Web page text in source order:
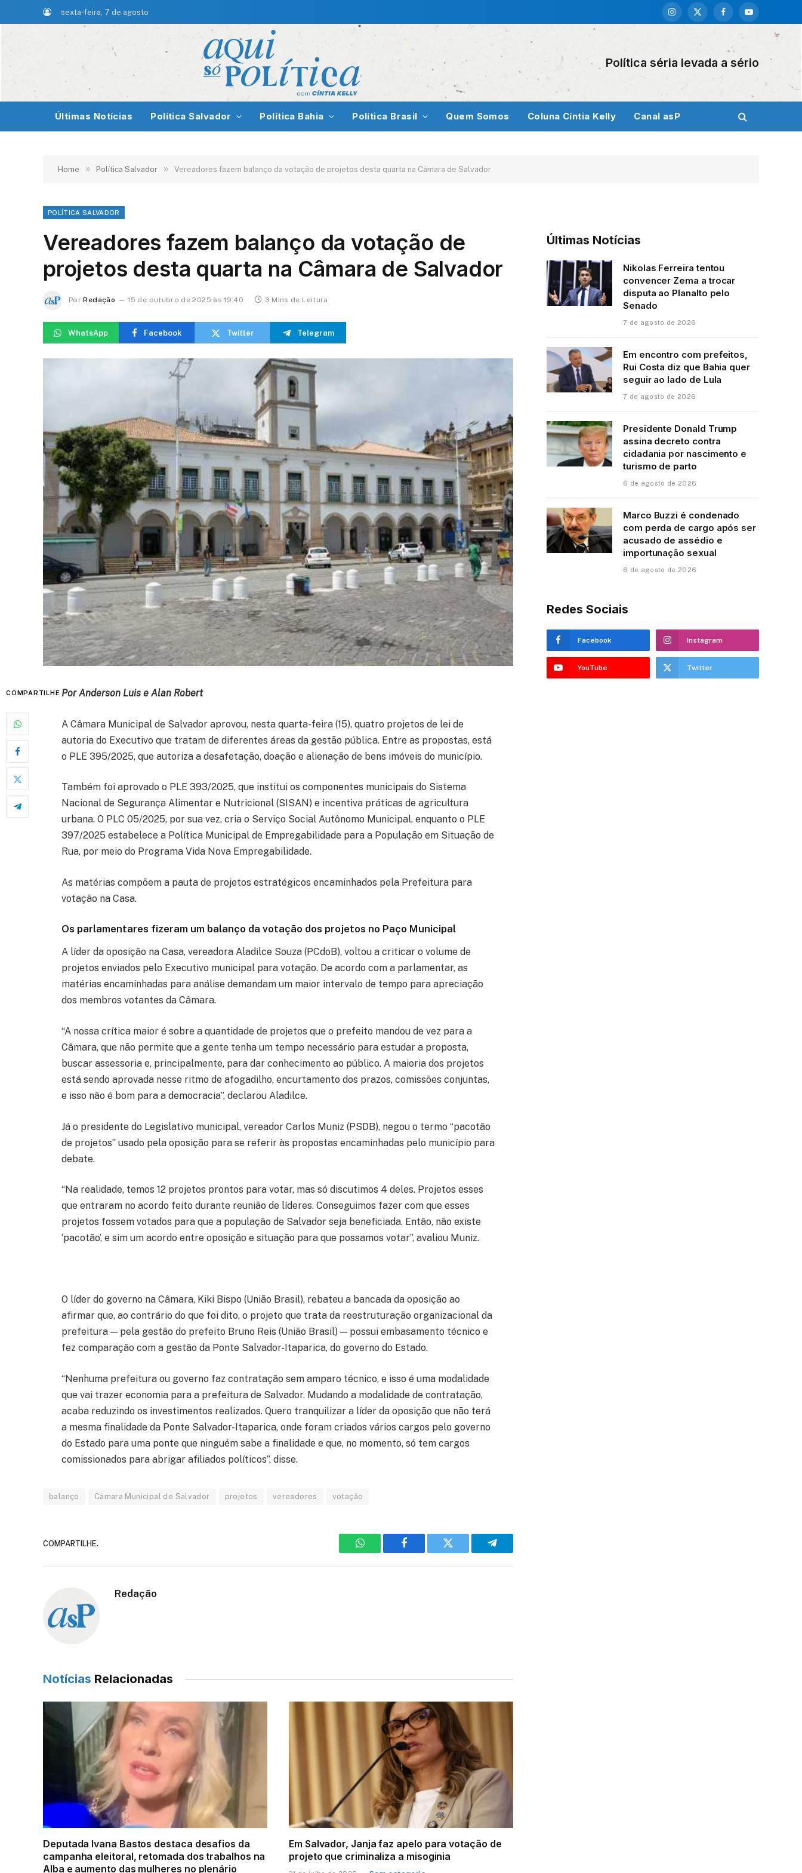
sexta-feira, 7 de agosto
Instagram
X
FacebookYouTube
Política séria levada a sério
Últimas Notícias Política Salvador Política Bahia Política Brasil Quem Somos Coluna Cíntia Kelly Canal asP
Home » Política Salvador » Vereadores fazem balanço da votação de projetos desta quarta na Câmara de Salvador
POLÍTICA SALVADOR
Vereadores fazem balanço da votação de
projetos desta quarta na Câmara de Salvador
Por Redação 15 de outubro de 2025 às 19:40 3 Mins de Leitura
WhatsApp Facebook Twitter Telegram
COMPARTILHE Por Anderson Luis e Alan Robert
A Câmara Municipal de Salvador aprovou, nesta quarta-feira (15), quatro projetos de lei de
autoria do Executivo que tratam de diferentes áreas da gestão pública. Entre as propostas, está
o PLE 395/2025, que autoriza a desafetação, doação e alienação de bens imóveis do município.
Também foi aprovado o PLE 393/2025, que institui os componentes municipais do Sistema
Nacional de Segurança Alimentar e Nutricional (SISAN) e incentiva práticas de agricultura
urbana. O PLC 05/2025, por sua vez, cria o Serviço Social Autônomo Municipal, enquanto o PLE
397/2025 estabelece a Política Municipal de Empregabilidade para a População em Situação de
Rua, por meio do Programa Vida Nova Empregabilidade.
As matérias compõem a pauta de projetos estratégicos encaminhados pela Prefeitura para
votação na Casa.
Os parlamentares fizeram um balanço da votação dos projetos no Paço Municipal
A líder da oposição na Casa, vereadora Aladilce Souza (PCdoB), voltou a criticar o volume de
projetos enviados pelo Executivo municipal para votação. De acordo com a parlamentar, as
matérias encaminhadas para análise demandam um maior intervalo de tempo para apreciação
dos membros votantes da Câmara.
“A nossa crítica maior é sobre a quantidade de projetos que o prefeito mandou de vez para a
Câmara, que não permite que a gente tenha um tempo necessário para estudar a proposta,
buscar assessoria e, principalmente, para dar conhecimento ao público. A maioria dos projetos
está sendo aprovada nesse ritmo de afogadilho, encurtamento dos prazos, comissões conjuntas,
e isso não é bom para a democracia”, declarou Aladilce.
Já o presidente do Legislativo municipal, vereador Carlos Muniz (PSDB), negou o termo “pacotão
de projetos” usado pela oposição para se referir às propostas encaminhadas pelo município para
debate.
“Na realidade, temos 12 projetos prontos para votar, mas só discutimos 4 deles. Projetos esses
que entraram no acordo feito durante reunião de líderes. Conseguimos fazer com que esses
projetos fossem votados para que a população de Salvador seja beneficiada. Então, não existe
‘pacotão’, e sim um acordo entre oposição e situação para que possamos votar”, avaliou Muniz.
O líder do governo na Câmara, Kiki Bispo (União Brasil), rebateu a bancada da oposição ao
afirmar que, ao contrário do que foi dito, o projeto que trata da reestruturação organizacional da
prefeitura — pela gestão do prefeito Bruno Reis (União Brasil) — possui embasamento técnico e
fez comparação com a gestão da Ponte Salvador-Itaparica, do governo do Estado.
“Nenhuma prefeitura ou governo faz contratação sem amparo técnico, e isso é uma modalidade
que vai trazer economia para a prefeitura de Salvador. Mudando a modalidade de contratação,
acaba reduzindo os investimentos realizados. Quero tranquilizar a líder da oposição que não terá
a mesma finalidade da Ponte Salvador-Itaparica, onde foram criados vários cargos pelo governo
do Estado para uma ponte que ninguém sabe a finalidade e que, no momento, só tem cargos
comissionados para abrigar afiliados políticos”, disse.
balanço Câmara Municipal de Salvador projetos vereadores votação
COMPARTILHE.
WhatsAppFacebook Twitter Telegram
Redação
Notícias Relacionadas
Deputada Ivana Bastos destaca desafios da
campanha eleitoral, retomada dos trabalhos na
Alba e aumento das mulheres no plenário
Em Salvador, Janja faz apelo para votação de
projeto que criminaliza a misoginia
Últimas Notícias
Nikolas Ferreira tentou
convencer Zema a trocar
disputa ao Planalto pelo
Senado
7 de agosto de 2026
Em encontro com prefeitos,
Rui Costa diz que Bahia quer
seguir ao lado de Lula
7 de agosto de 2026
Presidente Donald Trump
assina decreto contra
cidadania por nascimento e
turismo de parto
6 de agosto de 2026
Marco Buzzi é condenado
com perda de cargo após ser
acusado de assédio e
importunação sexual
6 de agosto de 2026
Redes Sociais
Facebook Instagram
YouTube Twitter